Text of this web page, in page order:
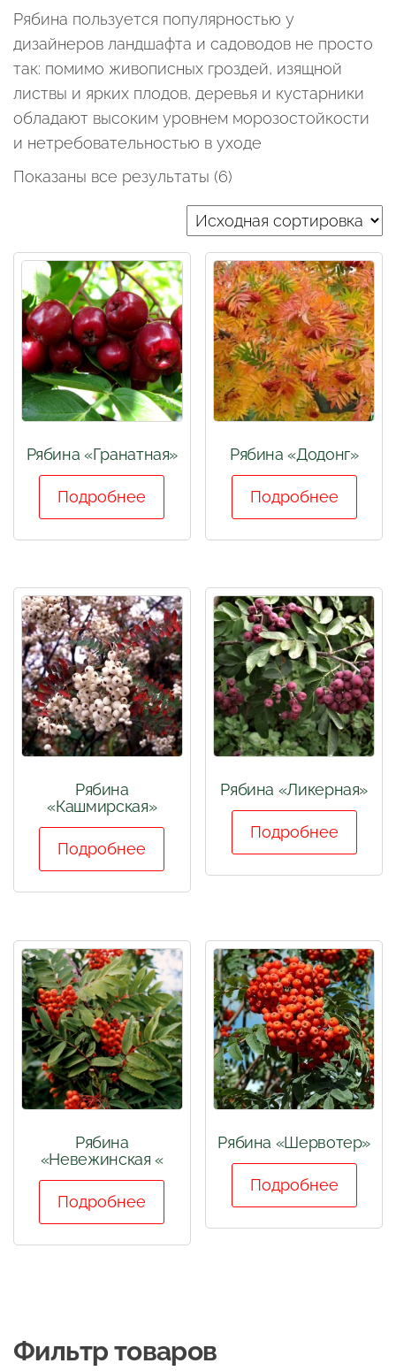
Рябина пользуется популярностью у
дизайнеров ландшафта и садоводов не просто
так: помимо живописных гроздей, изящной
листвы и ярких плодов, деревья и кустарники
обладают высоким уровнем морозостойкости
и нетребовательностью в уходе
Показаны все результаты (6)
Рябина «Гранатная»
Подробнее
Рябина «Додонг»
Подробнее
Рябина
«Кашмирская»
Подробнее
Рябина «Ликерная»
Подробнее
Рябина
«Невежинская «
Подробнее
Рябина «Шервотер»
Подробнее
Фильтр товаров